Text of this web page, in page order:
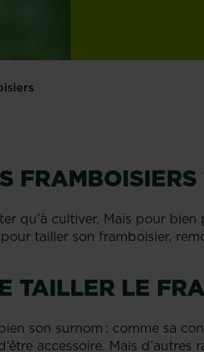
FRAMBOISIERS
qu’à cultiver. Mais pour
tailler son framboisier,
TAILLER LE
son surnom : comme sa
accessoire. Mais